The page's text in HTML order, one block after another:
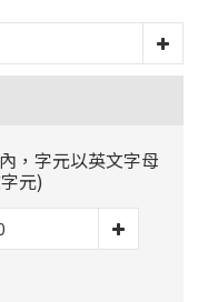
，字元以英文字母
元)